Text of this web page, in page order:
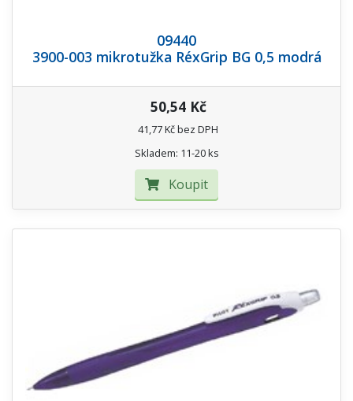
09440
3900-003 mikrotužka RéxGrip BG 0,5 modrá
50,54 Kč
41,77 Kč bez DPH
Skladem: 11-20 ks
Koupit